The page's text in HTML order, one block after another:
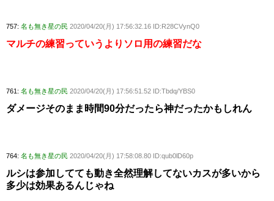
757: 名も無き星の民 2020/04/20(月) 17:56:32.16 ID:R28CVynQ0
マルチの練習っていうよりソロ用の練習だな
761: 名も無き星の民 2020/04/20(月) 17:56:51.52 ID:Tbdq/YBS0
ダメージそのまま時間90分だったら神だったかもしれん
764: 名も無き星の民 2020/04/20(月) 17:58:08.80 ID:qub0lD60p
ルシは参加してても動き全然理解してないカスが多いから
多少は効果あるんじゃね